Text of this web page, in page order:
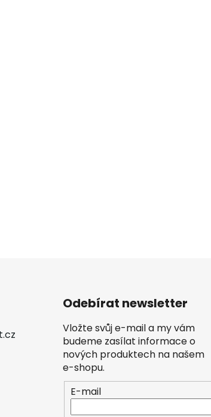
Odebírat newsletter
Vložte svůj e-mail a my vám
budeme zasílat informace o
nových produktech na našem
e-shopu.
E-mail